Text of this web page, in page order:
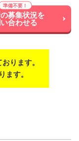
募集状況を
合わせる
ります。
ます。